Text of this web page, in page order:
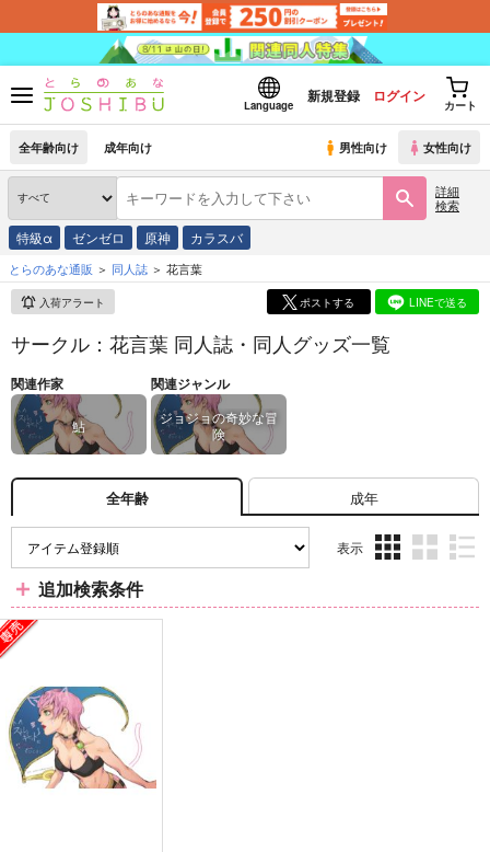
Language
新規登録 ログイン
カート
全年齢向け 成年向け 男性向け 女性向け
詳細
検索
特級α ゼンゼロ 原神 カラスバ
とらのあな通販 同人誌 花言葉
入荷アラート ポストする LINEで送る
サークル：花言葉 同人誌・同人グッズ一覧
関連作家
鮎
関連ジャンル
ジョジョの奇妙な冒
険
全年齢 成年
表示
ム
ム
ム
追加検索条件